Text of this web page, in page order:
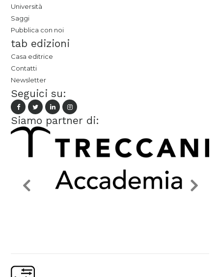
Università
Saggi
Pubblica con noi
tab edizioni
Casa editrice
Contatti
Newsletter
Seguici su:
Siamo partner di: